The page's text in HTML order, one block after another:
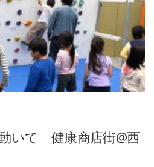
いて 健康商店街@西